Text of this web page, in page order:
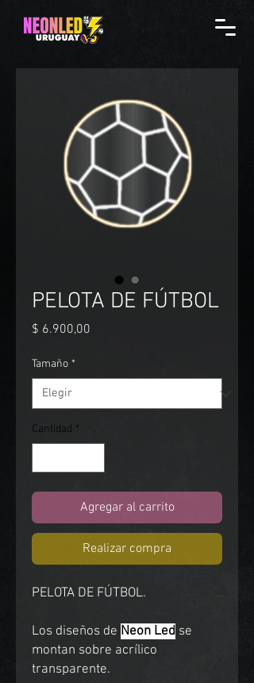
PELOTA DE FÚTBOL
$ 6.900,00
Tamaño *
Cantidad *
Agregar al carrito
Realizar compra
PELOTA DE FÚTBOL.
Los diseños de Neon Led se
montan sobre acrílico
transparente.